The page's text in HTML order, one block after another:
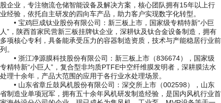
股企业，专注物流仓储智能设备及解决方案，核心团队拥有15年以上行
业经验，依托自主研发的四向车产品，助力客户实现数字化转型。
• 宝鸡巨成钛业股份有限公司：新三板上市，国家级专精特新“小巨
人”，陕西首家民营新三板挂牌钛企业，深耕钛及钛合金设备制造，拥有
多项核心专利，具备能承受压力的容器制造资质，技术与产能稳居行业前
列。
• 浙江净源膜科技股份有限公司：新三板上市（836674），国家级
专精特新“小巨人”，复合型非均质PTFE中空纤维膜发明者，深耕膜法水
处理十余年，产品大范围的应用于各行业水处理场景。
• 山东省章丘鼓风机股份有限公司：深交所上市（002598），山东
省制造业单项冠军，拥有五十余年风机研发制造经验，是国内风机行业首